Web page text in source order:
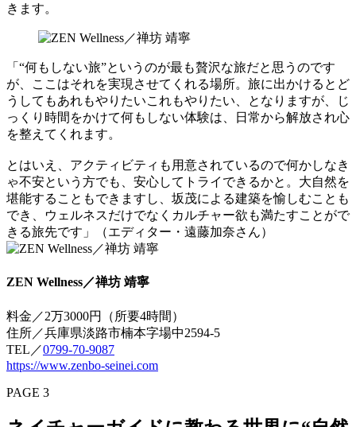
きます。
「“何もしない旅”というのが最も贅沢な旅だと思うのです
が、ここはそれを実現させてくれる場所。旅に出かけるとど
うしてもあれもやりたいこれもやりたい、となりますが、じ
っくり時間をかけて何もしない体験は、日常から解放され心
を整えてくれます。
とはいえ、アクティビティも用意されているので何かしなき
ゃ不安という方でも、安心してトライできるかと。大自然を
堪能することもできますし、坂茂による建築を愉しむことも
でき、ウェルネスだけでなくカルチャー欲も満たすことがで
きる旅先です」（エディター・遠藤加奈さん）
ZEN Wellness／禅坊 靖寧
料金／2万3000円（所要4時間）
住所／兵庫県淡路市楠本字場中2594-5
TEL／0799-70-9087
https://www.zenbo-seinei.com
PAGE 3